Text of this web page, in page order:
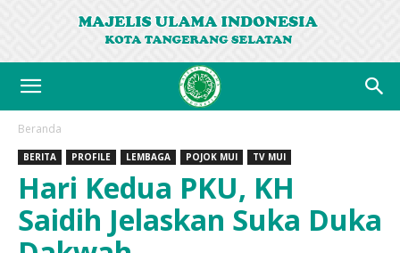
Beranda
BERITA PROFILE LEMBAGA POJOK MUI TV MUI
Hari Kedua PKU, KH
Saidih Jelaskan Suka Duka